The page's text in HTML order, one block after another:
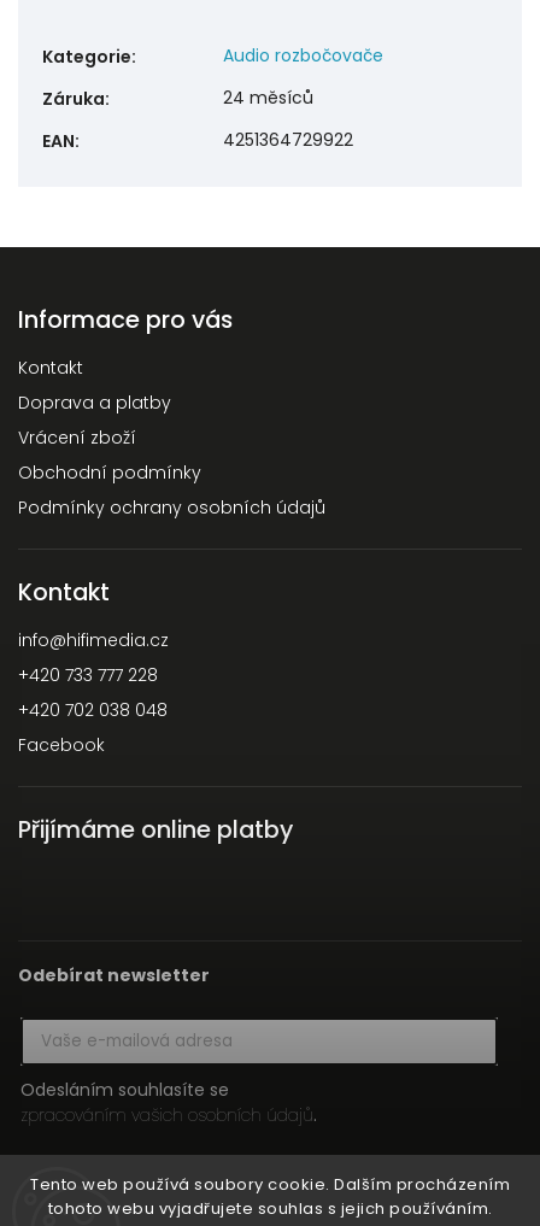
Tento web používá soubory cookie. Dalším procházením
tohoto webu vyjadřujete souhlas s jejich používáním.
Kategorie:
Audio rozbočovače
Záruka:
24 měsíců
EAN: 4251364729922
Informace pro vás
Kontakt
Doprava a platby
Vrácení zboží
Obchodní podmínky
Podmínky ochrany osobních údajů
Kontakt
info@hifimedia.cz
+420 733 777 228
+420 702 038 048
Facebook
Přijímáme online platby
Odebírat newsletter
Odesláním souhlasíte se
zpracováním vašich osobních údajů.